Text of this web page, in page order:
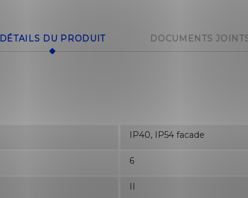
DÉTAILS DU PRODUIT DOCUMENTS
IP40, IP54 facade
6
II